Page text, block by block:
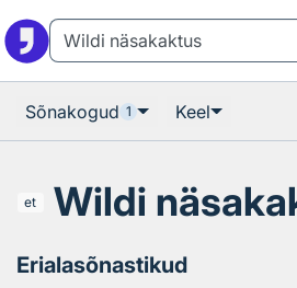
Sõnakogud 1 Keel
et Wildi
Erialasõnastikud